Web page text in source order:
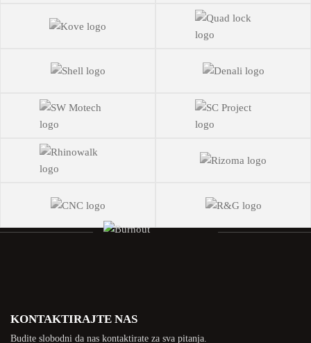
KONTAKTIRAJTE NAS
Budite slobodni da nas kontaktirate za sva pitanja.